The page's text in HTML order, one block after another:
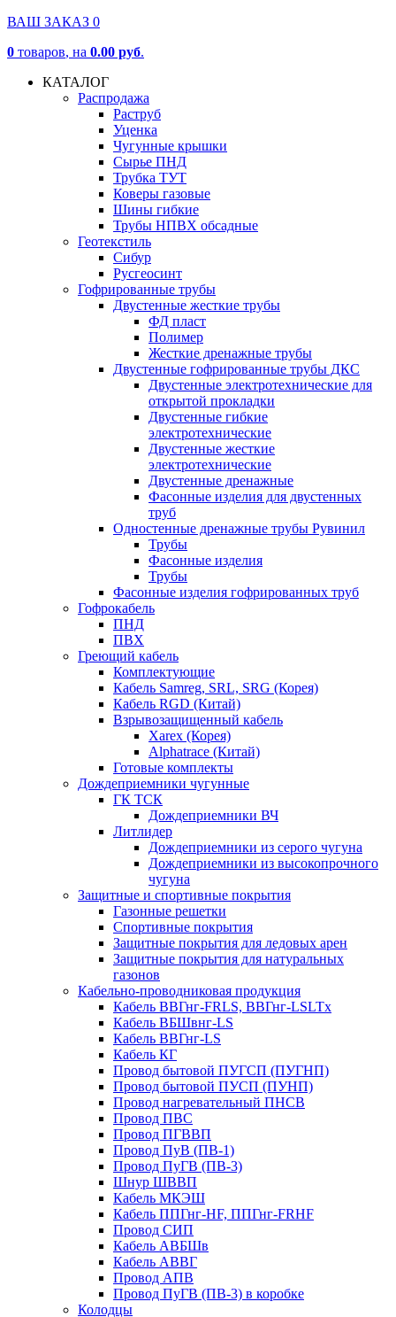
ВАШ ЗАКАЗ 0
0 товаров, на 0.00 руб.
КАТАЛОГ
Распродажа
Раструб
Уценка
Чугунные крышки
Сырье ПНД
Трубка ТУТ
Коверы газовые
Шины гибкие
Трубы НПВХ обсадные
Геотекстиль
Сибур
Русгеосинт
Гофрированные трубы
Двустенные жесткие трубы
ФД пласт
Полимер
Жесткие дренажные трубы
Двустенные гофрированные трубы ДКС
Двустенные электротехнические для
открытой прокладки
Двустенные гибкие
электротехнические
Двустенные жесткие
электротехнические
Двустенные дренажные
Фасонные изделия для двустенных
труб
Одностенные дренажные трубы Рувинил
Трубы
Фасонные изделия
Трубы
Фасонные изделия гофрированных труб
Гофрокабель
ПНД
ПВХ
Греющий кабель
Комплектующие
Кабель Samreg, SRL, SRG (Корея)
Кабель RGD (Китай)
Взрывозащищенный кабель
Xarex (Корея)
Alphatrace (Китай)
Готовые комплекты
Дождеприемники чугунные
ГК ТСК
Дождеприемники ВЧ
Литлидер
Дождеприемники из серого чугуна
Дождеприемники из высокопрочного
чугуна
Защитные и спортивные покрытия
Газонные решетки
Спортивные покрытия
Защитные покрытия для ледовых арен
Защитные покрытия для натуральных
газонов
Кабельно-проводниковая продукция
Кабель ВВГнг-FRLS, ВВГнг-LSLTx
Кабель ВБШвнг-LS
Кабель ВВГнг-LS
Кабель КГ
Провод бытовой ПУГСП (ПУГНП)
Провод бытовой ПУСП (ПУНП)
Провод нагревательный ПНСВ
Провод ПВС
Провод ПГВВП
Провод ПуВ (ПВ-1)
Провод ПуГВ (ПВ-3)
Шнур ШВВП
Кабель МКЭШ
Кабель ППГнг-HF, ППГнг-FRHF
Провод СИП
Кабель АВБШв
Кабель АВВГ
Провод АПВ
Провод ПуГВ (ПВ-3) в коробке
Колодцы